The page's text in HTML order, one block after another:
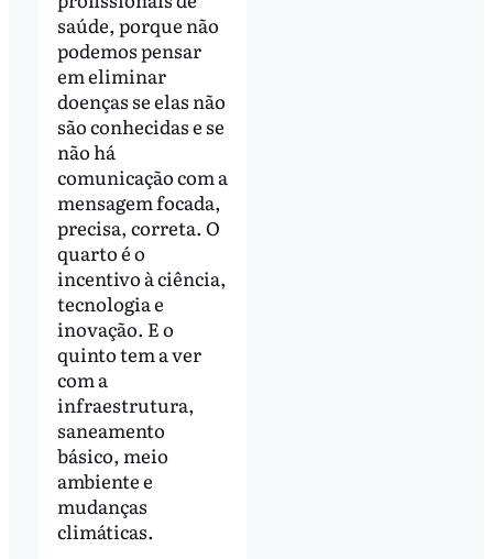
saúde, porque não
podemos pensar
em eliminar
doenças se elas não
são conhecidas e se
não há
comunicação com a
mensagem focada,
precisa, correta. O
quarto é o
incentivo à ciência,
tecnologia e
inovação. E o
quinto tem a ver
com a
infraestrutura,
saneamento
básico, meio
ambiente e
mudanças
climáticas.